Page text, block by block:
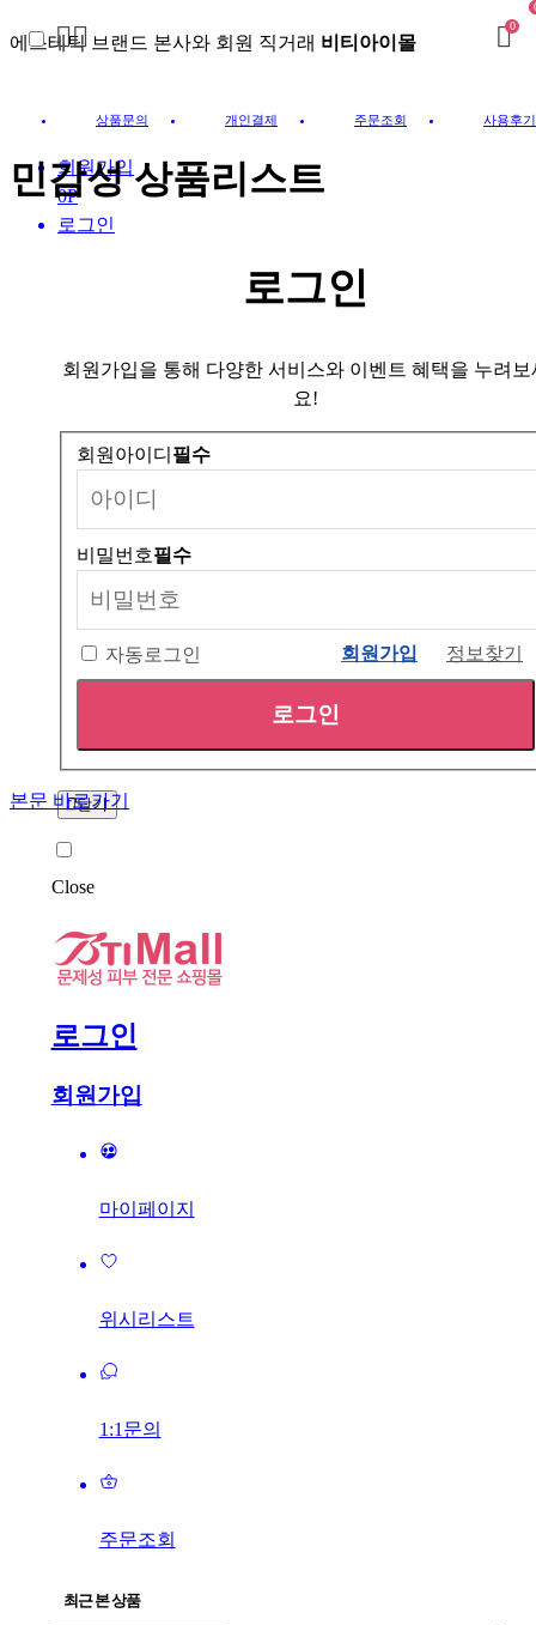
에스테틱 브랜드 본사와 회원 직거래 비티아이몰
상품문의 개인결제 주문조회 사용후기
회원가입
0P
로그인
로그인
회원가입을 통해 다양한 서비스와 이벤트 혜택을 누려보
요!
회원아이디 필수
비밀번호필수
자동로그인 회원가입 정보찾기
로그인
닫기
민감성 상품리스트
본문 바로가기
Close
로그인
회원가입
마이페이지
위시리스트
1:1문의
주문조회
최근 본 상품
0